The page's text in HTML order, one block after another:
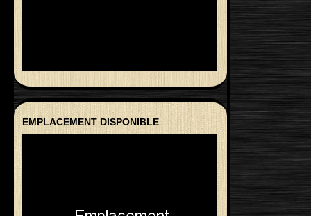
EMPLACEMENT DISPONIBLE